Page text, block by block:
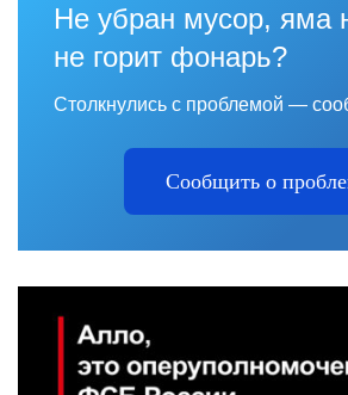
Не убран мусор, яма
не горит фонарь?
Столкнулись с проблемой —
Сообщить о